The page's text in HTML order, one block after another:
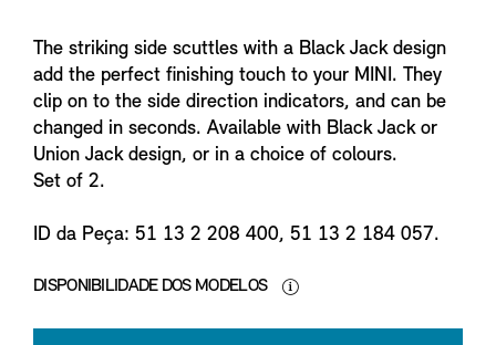
The striking side scuttles with a Black Jack design
add the perfect finishing touch to your MINI. They
clip on to the side direction indicators, and can be
changed in seconds. Available with Black Jack or
Union Jack design, or in a choice of colours.
Set of 2.
ID da Peça: 51 13 2 208 400, 51 13 2 184 057.
DISPONIBILIDADE DOS MODELOS